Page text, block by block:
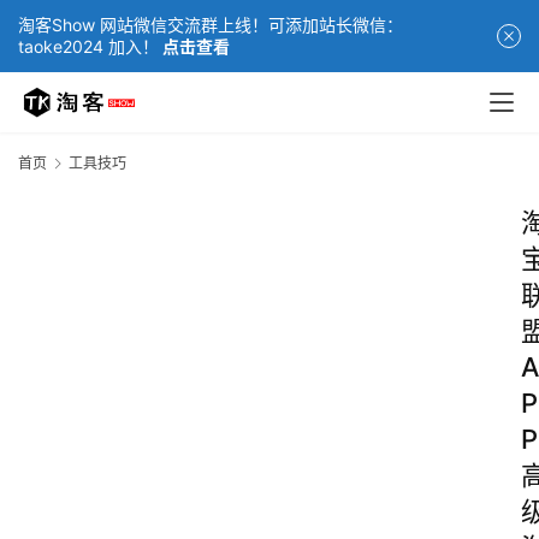
淘客Show 网站微信交流群上线！可添加站长微信：
taoke2024 加入！
点击查看
首页 工具技巧
A
P
P